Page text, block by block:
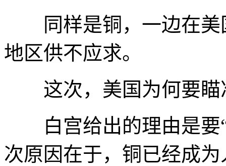
同样是铜，一边在美
地区供不应求。
这次，美国为何要瞄
白宫给出的理由是要“
次原因在于，铜已经成